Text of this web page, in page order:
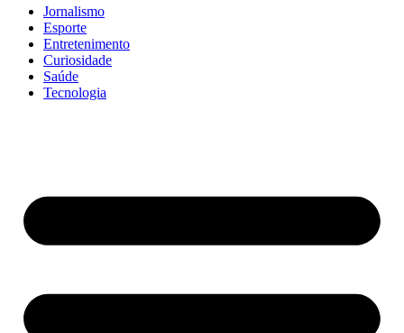
Jornalismo
Esporte
Entretenimento
Curiosidade
Saúde
Tecnologia